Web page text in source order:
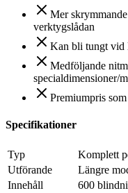
Mer
verktygslådan
Kan bli tungt vid
Medföljande
specialdimensioner/
Premiumpris
Specifikationer
Typ
Komplett
Utförande
Längre
Innehåll
600